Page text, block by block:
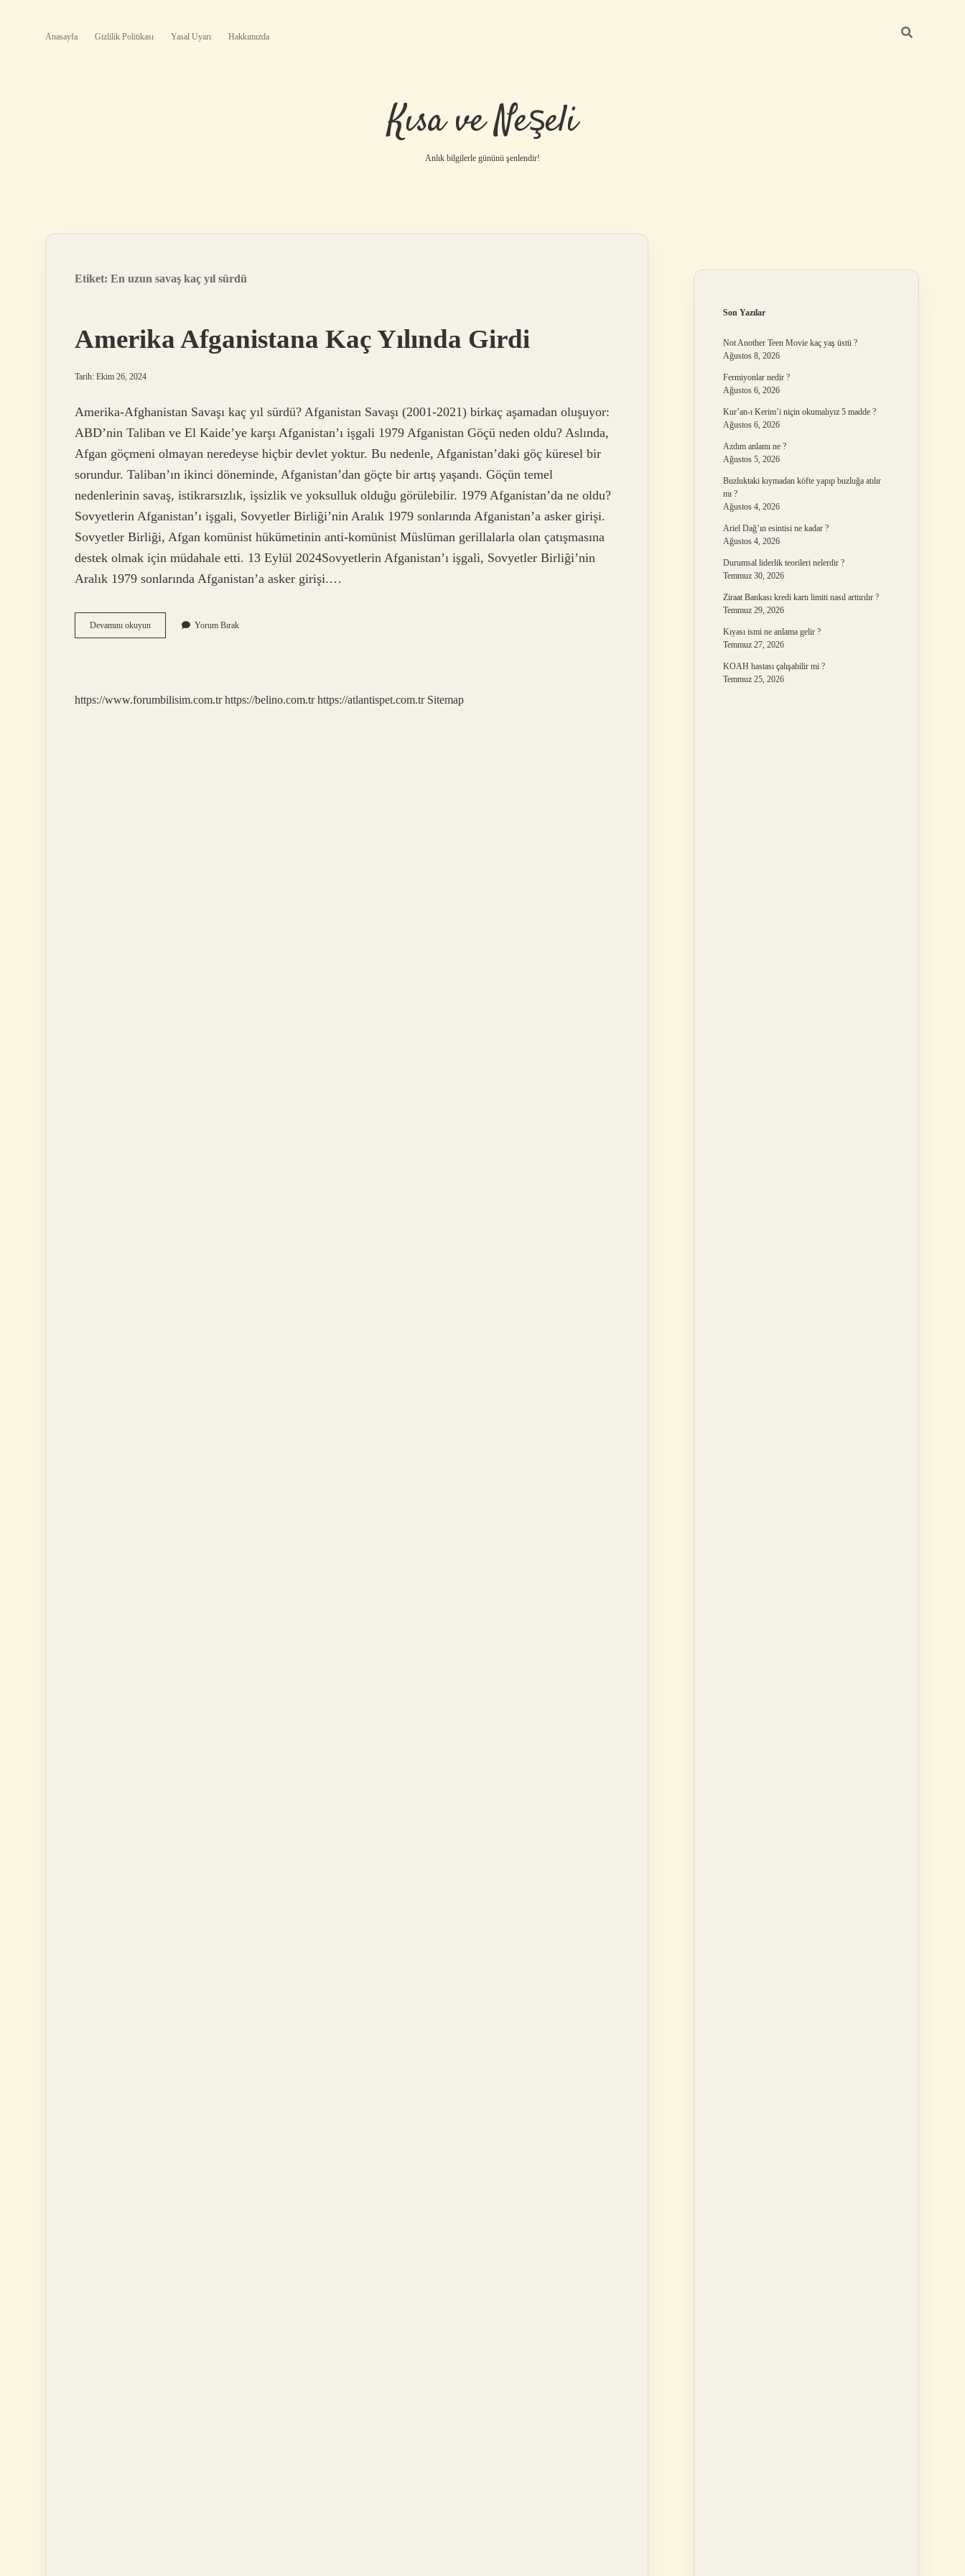
Anasayfa Gizlilik Politikası Yasal Uyarı Hakkımızda
Kısa ve Neşeli
Anlık bilgilerle gününü şenlendir!
Etiket: En uzun savaş kaç yıl sürdü
Amerika Afganistana Kaç Yılında Girdi
Tarih: Ekim 26, 2024
Amerika-Afghanistan Savaşı kaç yıl sürdü? Afganistan Savaşı (2001-2021) birkaç aşamadan oluşuyor:
ABD’nin Taliban ve El Kaide’ye karşı Afganistan’ı işgali 1979 Afganistan Göçü neden oldu? Aslında,
Afgan göçmeni olmayan neredeyse hiçbir devlet yoktur. Bu nedenle, Afganistan’daki göç küresel bir
sorundur. Taliban’ın ikinci döneminde, Afganistan’dan göçte bir artış yaşandı. Göçün temel
nedenlerinin savaş, istikrarsızlık, işsizlik ve yoksulluk olduğu görülebilir. 1979 Afganistan’da ne oldu?
Sovyetlerin Afganistan’ı işgali, Sovyetler Birliği’nin Aralık 1979 sonlarında Afganistan’a asker girişi.
Sovyetler Birliği, Afgan komünist hükümetinin anti-komünist Müslüman gerillalarla olan çatışmasına
destek olmak için müdahale etti. 13 Eylül 2024Sovyetlerin Afganistan’ı işgali, Sovyetler Birliği’nin
Aralık 1979 sonlarında Afganistan’a asker girişi.…
Devamını okuyunAmerika
Afganistana
Yorum Bırak
https://www.forumbilisim.com.tr https://belino.com.tr https://atlantispet.com.tr Sitemap
Son Yazılar
Not Another Teen Movie kaç yaş üstü ?
Ağustos 8, 2026
Fermiyonlar nedir ?
Ağustos 6, 2026
Kur’an-ı Kerim’i niçin okumalıyız 5 madde ?
Ağustos 6, 2026
Azdım anlamı ne ?
Ağustos 5, 2026
Buzluktaki kıymadan köfte yapıp buzluğa atılır
mı ?
Ağustos 4, 2026
Ariel Dağ’ın esintisi ne kadar ?
Ağustos 4, 2026
Durumsal liderlik teorileri nelerdir ?
Temmuz 30, 2026
Ziraat Bankası kredi kartı limiti nasıl arttırılır ?
Temmuz 29, 2026
Kıyası ismi ne anlama gelir ?
Temmuz 27, 2026
KOAH hastası çalışabilir mi ?
Temmuz 25, 2026